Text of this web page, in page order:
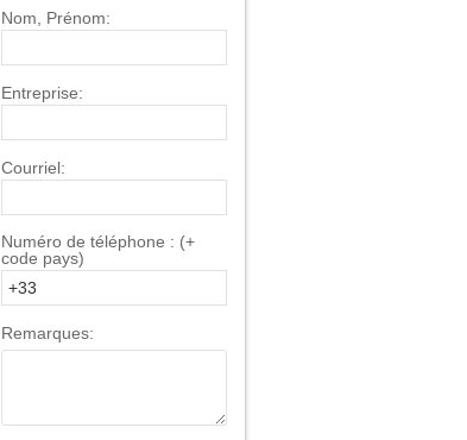
Nom, Prénom:
Entreprise:
Courriel:
Numéro de téléphone : (+
code pays)
Remarques: